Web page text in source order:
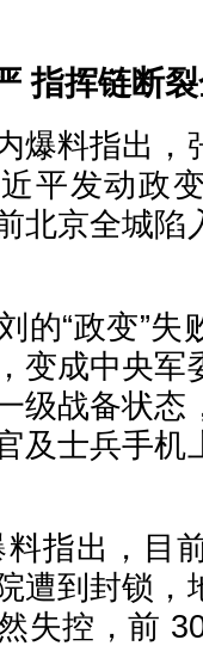
指挥链断
爆料指出，
平发动政
北京全城陷
的“政变”失
变成中央军
级战备状态
及士兵手机
料指出，目
遭到封锁，
失控，前